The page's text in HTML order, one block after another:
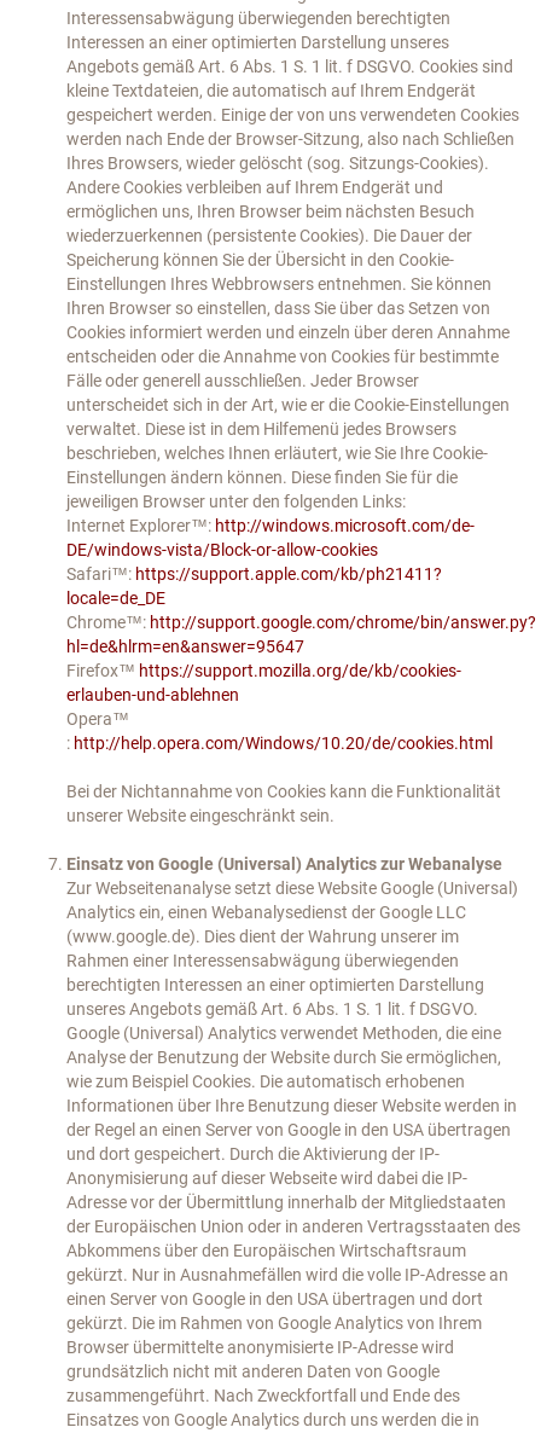
Interessensabwägung überwiegenden berechtigten
Interessen an einer optimierten Darstellung unseres
Angebots gemäß Art. 6 Abs. 1 S. 1 lit. f DSGVO. Cookies sind
kleine Textdateien, die automatisch auf Ihrem Endgerät
gespeichert werden. Einige der von uns verwendeten Cookies
werden nach Ende der Browser-Sitzung, also nach Schließen
Ihres Browsers, wieder gelöscht (sog. Sitzungs-Cookies).
Andere Cookies verbleiben auf Ihrem Endgerät und
ermöglichen uns, Ihren Browser beim nächsten Besuch
wiederzuerkennen (persistente Cookies). Die Dauer der
Speicherung können Sie der Übersicht in den Cookie-
Einstellungen Ihres Webbrowsers entnehmen. Sie können
Ihren Browser so einstellen, dass Sie über das Setzen von
Cookies informiert werden und einzeln über deren Annahme
entscheiden oder die Annahme von Cookies für bestimmte
Fälle oder generell ausschließen. Jeder Browser
unterscheidet sich in der Art, wie er die Cookie-Einstellungen
verwaltet. Diese ist in dem Hilfemenü jedes Browsers
beschrieben, welches Ihnen erläutert, wie Sie Ihre Cookie-
Einstellungen ändern können. Diese finden Sie für die
jeweiligen Browser unter den folgenden Links:
Internet Explorer™: http://windows.microsoft.com/de-
DE/windows-vista/Block-or-allow-cookies
Safari™: https://support.apple.com/kb/ph21411?
locale=de_DE
Chrome™: http://support.google.com/chrome/bin/answer.py?
hl=de&hlrm=en&answer=95647
Firefox™ https://support.mozilla.org/de/kb/cookies-
erlauben-und-ablehnen
Opera™
: http://help.opera.com/Windows/10.20/de/cookies.html
Bei der Nichtannahme von Cookies kann die Funktionalität
unserer Website eingeschränkt sein.
Einsatz von Google (Universal) Analytics zur Webanalyse
Zur Webseitenanalyse setzt diese Website Google (Universal)
Analytics ein, einen Webanalysedienst der Google LLC
(www.google.de). Dies dient der Wahrung unserer im
Rahmen einer Interessensabwägung überwiegenden
berechtigten Interessen an einer optimierten Darstellung
unseres Angebots gemäß Art. 6 Abs. 1 S. 1 lit. f DSGVO.
Google (Universal) Analytics verwendet Methoden, die eine
Analyse der Benutzung der Website durch Sie ermöglichen,
wie zum Beispiel Cookies. Die automatisch erhobenen
Informationen über Ihre Benutzung dieser Website werden in
der Regel an einen Server von Google in den USA übertragen
und dort gespeichert. Durch die Aktivierung der IP-
Anonymisierung auf dieser Webseite wird dabei die IP-
Adresse vor der Übermittlung innerhalb der Mitgliedstaaten
der Europäischen Union oder in anderen Vertragsstaaten des
Abkommens über den Europäischen Wirtschaftsraum
gekürzt. Nur in Ausnahmefällen wird die volle IP-Adresse an
einen Server von Google in den USA übertragen und dort
gekürzt. Die im Rahmen von Google Analytics von Ihrem
Browser übermittelte anonymisierte IP-Adresse wird
grundsätzlich nicht mit anderen Daten von Google
zusammengeführt. Nach Zweckfortfall und Ende des
Einsatzes von Google Analytics durch uns werden die in